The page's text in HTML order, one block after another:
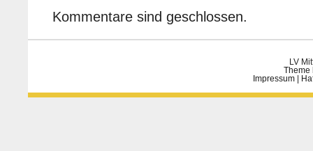
Kommentare sind geschlossen.
LV
Theme
Impressum